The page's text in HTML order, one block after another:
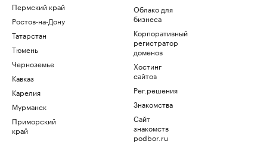
Пермский край
Ростов-на-Дону
Татарстан
Тюмень
Черноземье
Кавказ
Карелия
Мурманск
Приморский
край
Облако для
бизнеса
Корпоративный
регистратор
доменов
Хостинг
сайтов
Рег.решения
Знакомства
Сайт
знакомств
podbor.ru